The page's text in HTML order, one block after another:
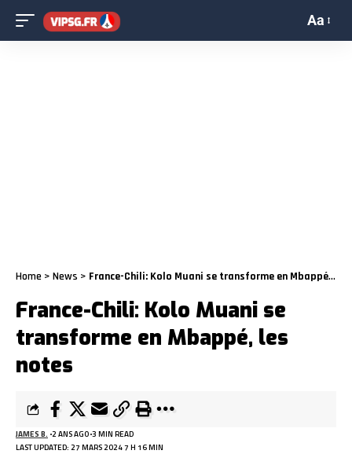
Aa
Home > News > France-Chili: Kolo Muani se transforme en Mbappé, les notes
France-Chili: Kolo Muani se
transforme en Mbappé, les
notes
LAST UPDATED: 27 MARS 2024 7 H 16 MIN
JAMES B. 2 ANS AGO 3 MIN READ